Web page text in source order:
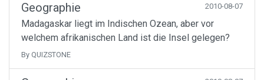
Geographie 2010-08-07
Madagaskar liegt im Indischen Ozean, aber vor
welchem afrikanischen Land ist die Insel gelegen?
By QUIZSTONE